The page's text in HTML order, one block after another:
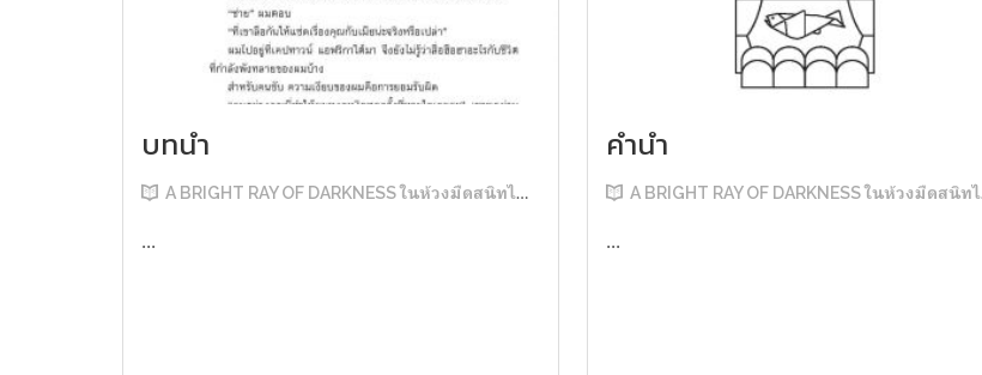
บทนำ
A BRIGHT RAY OF DARKNESS ในห้วงมืดสนิทไม่มิดแสง
...
คำนำ
A BRIGHT RAY OF DARKNESS ในห้วงมืดสนิทไม่มิดแสง
...